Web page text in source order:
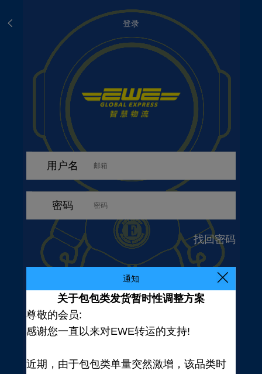
登录
用户名
密码
找回密码
通知
关于包包类发货暂时性调整方案
尊敬的会员:
感谢您一直以来对EWE转运的支持!
近期，由于包包类单量突然激增，该品类时